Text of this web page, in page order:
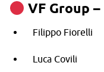
VF Group
Filippo Fiorelli
Luca Covili